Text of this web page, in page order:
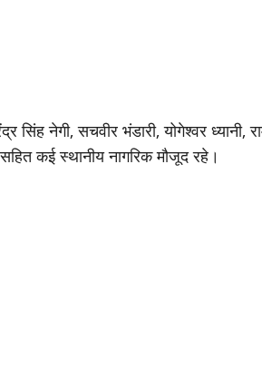
सिंह नेगी, सचवीर भंडारी, योगेश्वर ध्यानी,
कई स्थानीय नागरिक मौजूद रहे।